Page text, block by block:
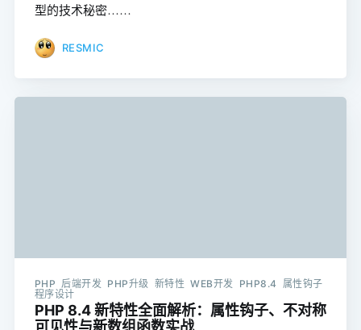
型的技术秘密……
RESMIC
PHP 后端开发 PHP升级 新特性 WEB开发 PHP8.4 属性钩子
程序设计
PHP 8.4 新特性全面解析：属性钩子、不对称
可见性与新数组函数实战